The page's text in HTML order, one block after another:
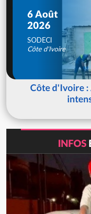
6 Août
2026
SODECI
Côte d'Ivoire
Côte d'Ivoire :
INFOS